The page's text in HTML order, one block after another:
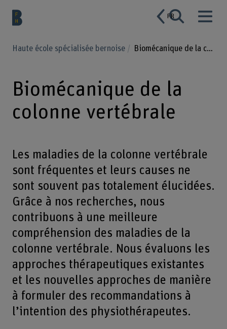
FR
Haute école spécialisée bernoise Biomécanique de la colonne vertébrale
Biomécanique de la
colonne vertébrale
Les maladies de la colonne vertébrale
sont fréquentes et leurs causes ne
sont souvent pas totalement élucidées.
Grâce à nos recherches, nous
contribuons à une meilleure
compréhension des maladies de la
colonne vertébrale. Nous évaluons les
approches thérapeutiques existantes
et les nouvelles approches de manière
à formuler des recommandations à
l’intention des physiothérapeutes.